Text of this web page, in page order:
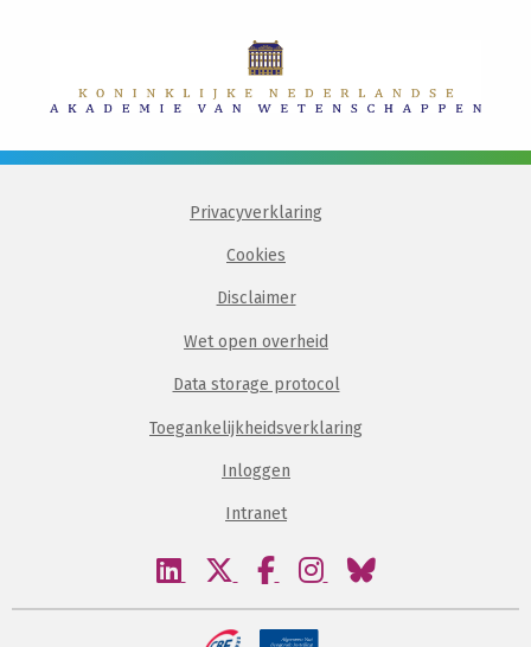
Privacyverklaring
Cookies
Disclaimer
Wet open overheid
Data storage protocol
Toegankelijkheidsverklaring
Inloggen
Intranet
Bezoek
linkedin
Bezoek
twitter
Bezoek
facebook
Bezoek
instagram
Bezoek